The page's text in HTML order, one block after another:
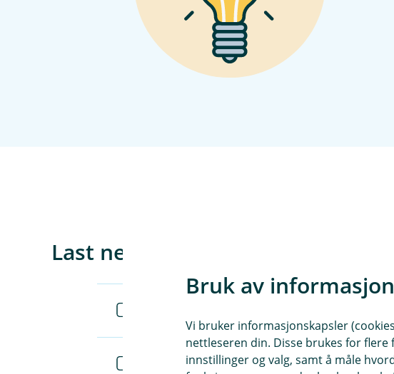
Last ned guider
Slik oppretter du lønnslister (pdf)
Bruk av
Vi bruker informasjonskapsler
nettleseren din. Disse brukes for
innstillinger og valg, samt å måle